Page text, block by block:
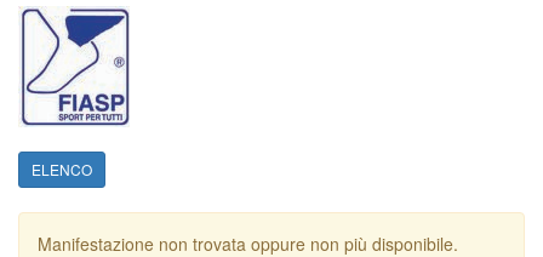
ELENCO
Manifestazione non trovata oppure non più disponibile.